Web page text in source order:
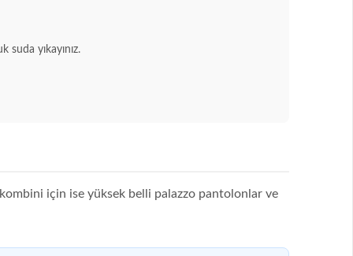
suda yıkayınız.
için ise yüksek belli palazzo pantolonlar ve